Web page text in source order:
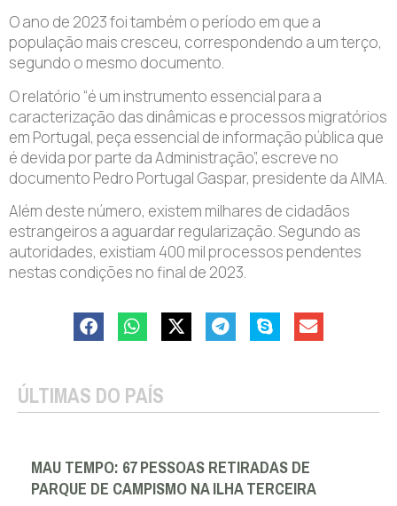
O ano de 2023 foi também o período em que a
população mais cresceu, correspondendo a um terço,
segundo o mesmo documento.
O relatório “é um instrumento essencial para a
caracterização das dinâmicas e processos migratórios
em Portugal, peça essencial de informação pública que
é devida por parte da Administração”, escreve no
documento Pedro Portugal Gaspar, presidente da AIMA.
Além deste número, existem milhares de cidadãos
estrangeiros a aguardar regularização. Segundo as
autoridades, existiam 400 mil processos pendentes
nestas condições no final de 2023.
ÚLTIMAS DO PAÍS
MAU TEMPO: 67 PESSOAS RETIRADAS DE
PARQUE DE CAMPISMO NA ILHA TERCEIRA